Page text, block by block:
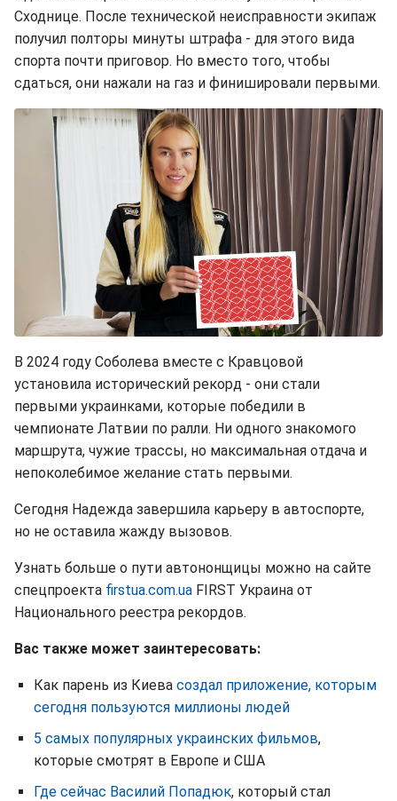
Сходнице. После технической неисправности экипаж
получил полторы минуты штрафа - для этого вида
спорта почти приговор. Но вместо того, чтобы
сдаться, они нажали на газ и финишировали первыми.
В 2024 году Соболева вместе с Кравцовой
установила исторический рекорд - они стали
первыми украинками, которые победили в
чемпионате Латвии по ралли. Ни одного знакомого
маршрута, чужие трассы, но максимальная отдача и
непоколебимое желание стать первыми.
Сегодня Надежда завершила карьеру в автоспорте,
но не оставила жажду вызовов.
Узнать больше о пути автононщицы можно на сайте
спецпроекта firstua.com.ua FIRST Украина от
Национального реестра рекордов.
Вас также может заинтересовать:
Как парень из Киева создал приложение, которым
сегодня пользуются миллионы людей
5 самых популярных украинских фильмов,
которые смотрят в Европе и США
Где сейчас Василий Попадюк, который стал